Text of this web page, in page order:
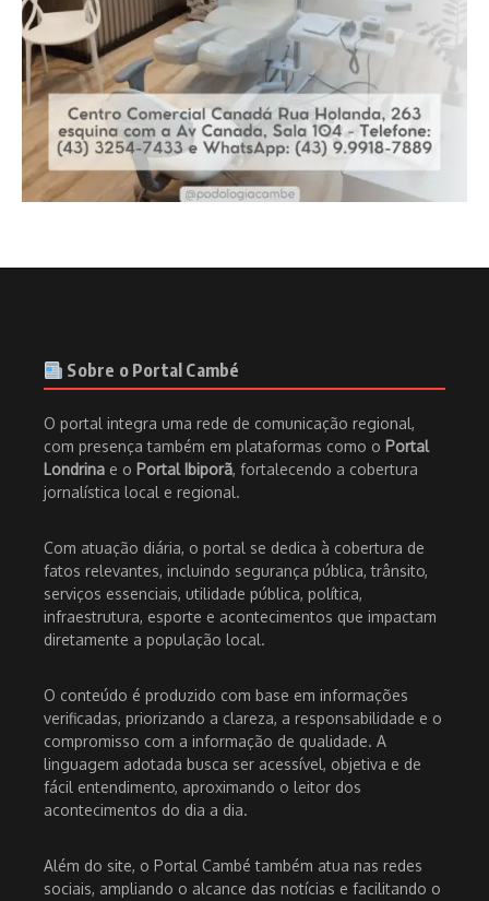
Sobre o Portal Cambé
O portal integra uma rede de comunicação regional,
com presença também em plataformas como o Portal
Londrina e o Portal Ibiporã, fortalecendo a cobertura
jornalística local e regional.
Com atuação diária, o portal se dedica à cobertura de
fatos relevantes, incluindo segurança pública, trânsito,
serviços essenciais, utilidade pública, política,
infraestrutura, esporte e acontecimentos que impactam
diretamente a população local.
O conteúdo é produzido com base em informações
verificadas, priorizando a clareza, a responsabilidade e o
compromisso com a informação de qualidade. A
linguagem adotada busca ser acessível, objetiva e de
fácil entendimento, aproximando o leitor dos
acontecimentos do dia a dia.
Além do site, o Portal Cambé também atua nas redes
sociais, ampliando o alcance das notícias e facilitando o